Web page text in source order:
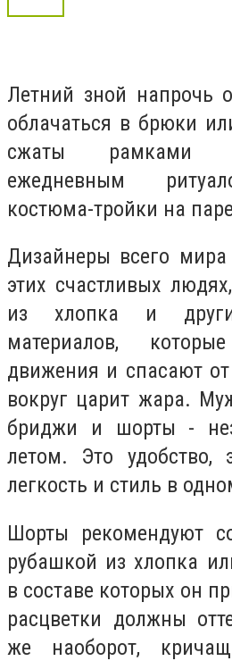
Летний зной напрочь
облачаться в брюки
сжаты рамками
ежедневным
костюма-тройки на
Дизайнеры всего мира
этих счастливых
из хлопка и
материалов,
движения и спасают от
вокруг царит жара.
бриджи и шорты -
летом. Это удобство,
легкость и стиль в
Шорты рекомендуют
рубашкой из хлопка
в составе которых он
расцветки должны
же наоборот,